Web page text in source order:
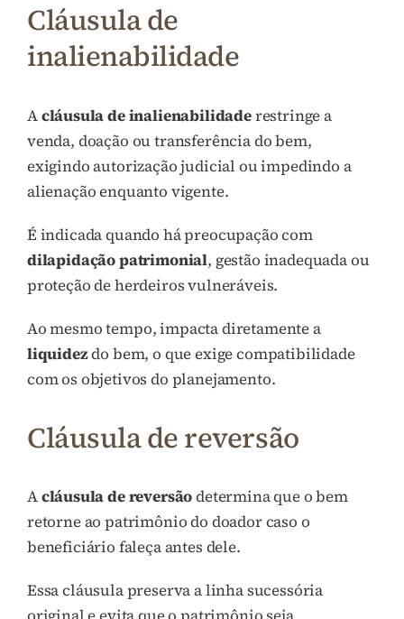
Cláusula de
inalienabilidade
Acláusula de inalienabilidaderestringe a
venda, doação ou transferência do bem,
exigindo autorização judicial ou impedindo a
alienação enquanto vigente.
É indicada quando há preocupação com
dilapidação patrimonial, gestão inadequada ou
proteção de herdeiros vulneráveis.
Ao mesmo tempo, impacta diretamente a
liquidezdo bem, o que exige compatibilidade
com os objetivos do planejamento.
Cláusula de reversão
Acláusula de reversãodetermina que o bem
retorne ao patrimônio do doador caso o
beneficiário faleça antes dele.
Essa cláusula preserva a linha sucessória